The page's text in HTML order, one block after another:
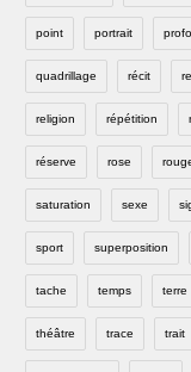
point portrait
quadrillage récit
religion répétition
réserve rose
saturation sexe
sport superposition
tache temps terre
théâtre trace trait